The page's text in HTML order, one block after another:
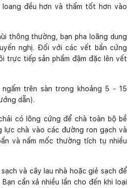
đều hơn và thấm tốt hơn vào
thông thường, bạn pha loãng dung
nghị. Đối với các vết bẩn cứng
trực tiếp sản phẩm đậm đặc lên vết
ngấm trên sàn trong khoảng 5 - 15
dẫn).
có lông cứng để chà toàn bộ bề
lực chà vào các đường ron gạch và
và nấm mốc thường tích tụ nhiều
và cây lau nhà hoặc giẻ sạch để
cần xả nhiều lần cho đến khi loại